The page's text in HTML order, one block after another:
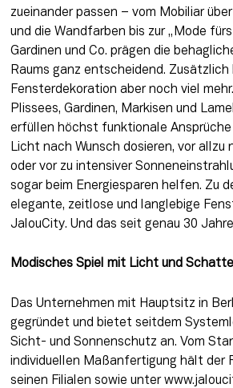
zueinander passen – vom Mobiliar
und die Wandfarben bis zur „Mode
Gardinen und Co. prägen die
Raums ganz entscheidend. Zusätzlich
Fensterdekoration aber noch viel
Plissees, Gardinen, Markisen und
erfüllen höchst funktionale
Licht nach Wunsch dosieren, vor allzu
oder vor zu intensiver
sogar beim Energiesparen helfen. Zu
elegante, zeitlose und langlebige
JalouCity. Und das seit genau 30
Modisches Spiel mit Licht und
Das Unternehmen mit Hauptsitz in
gegründet und bietet seitdem
Sicht- und Sonnenschutz an. Vom
individuellen Maßanfertigung hält der
seinen Filialen sowie unter